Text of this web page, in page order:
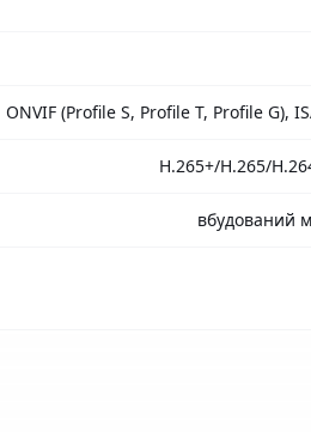
ONVIF (Profile S, Profile T, Profile G),
H.265+/H.265/
вбудований